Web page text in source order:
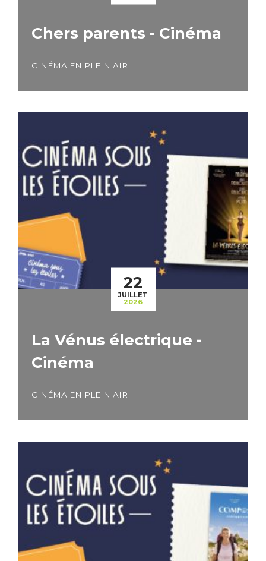
Chers parents - Cinéma
CINÉMA EN PLEIN AIR
22
JUILLET
2026
La Vénus électrique -
Cinéma
CINÉMA EN PLEIN AIR